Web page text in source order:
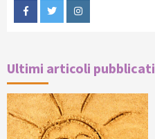
FacebookTwitterInstagram
Ultimi articoli pubblicati